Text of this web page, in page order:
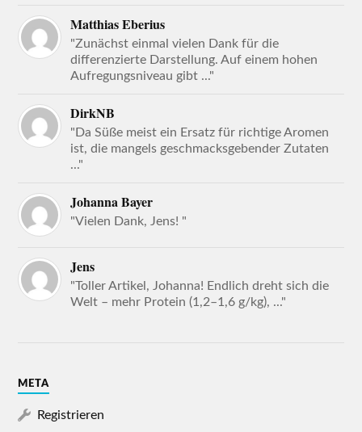
Matthias Eberius
"Zunächst einmal vielen Dank für die
differenzierte Darstellung. Auf einem hohen
Aufregungsniveau gibt ..."
DirkNB
"Da Süße meist ein Ersatz für richtige Aromen
ist, die mangels geschmacksgebender Zutaten
..."
Johanna Bayer
"Vielen Dank, Jens! "
Jens
"Toller Artikel, Johanna! Endlich dreht sich die
Welt – mehr Protein (1,2–1,6 g/kg), ..."
META
Registrieren